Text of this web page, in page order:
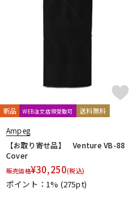
新品 WEB注文店頭受取可 送料無料
Ampeg
【お取り寄せ品】 Venture VB-88
Cover
販売価格¥30,250(税込)
ポイント：1% (275pt)